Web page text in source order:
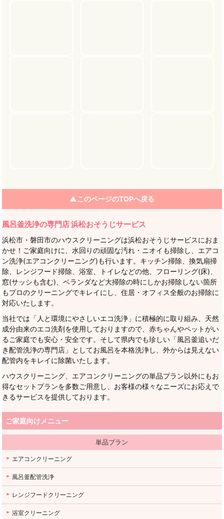
▲このページのTOPへ戻る
風呂釜洗浄の専門店 浜松おそうじサービス
浜松市・磐田市のハウスクリーニングは浜松おそうじサービスにおま
かせ！ご家庭向けに、水回りの頑固な汚れ・ニオイも掃除し、エアコ
ン洗浄(エアコンクリーニング)も行います。キッチン掃除、換気扇掃
除、レンジフード掃除、浴室、トイレなどの他、フローリング(床)、
窓(サッシも含む)、ベランダなど大掃除の時にしかお掃除しない箇所
もプロのクリーニングでキレイにし、住居・オフィス全般のお掃除に
対応いたします。
当社では「人と環境にやさしいエコ洗浄」に積極的に取り組み、天然
成分由来のエコ洗剤を使用しておりますので、赤ちゃんやペットがい
るご家庭でも安心・安全です。そして県内でも珍しい「風呂釜追いだ
き配管洗浄の専門店」としてお風呂を本格洗浄し、外からは見えない
配管内をキレイに除菌いたします。
ハウスクリーニング、エアコンクリーニングの単品プラン以外にもお
得なセットプランを多数ご用意し、お客様の様々なニーズにお応えで
きるサービスを提供しております。
ご家庭向けメニュー
単品プラン
エアコンクリーニング
風呂釜配管洗浄
レンジフードクリーニング
浴室クリーニング